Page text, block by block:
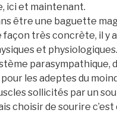
ici et maintenant.
être une baguette
façon très concrète, il y
et
parasympathique,
pour les adeptes du
sollicités par un
choisir de sourire